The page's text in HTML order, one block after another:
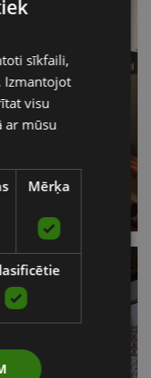
ENGLISH
RUSSIAN
sīkfaili,
Izmantojot
visu
ar mūsu
Mērķa